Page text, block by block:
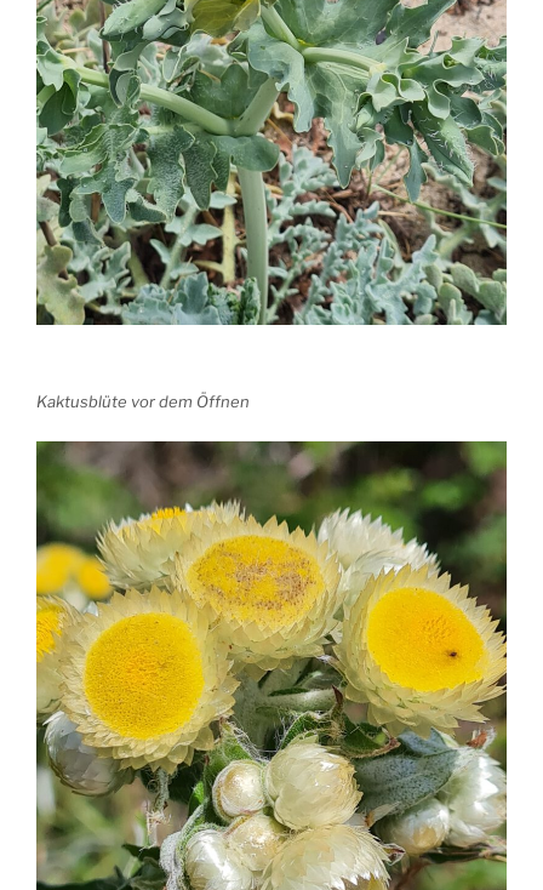
Kaktusblüte vor dem Öffnen